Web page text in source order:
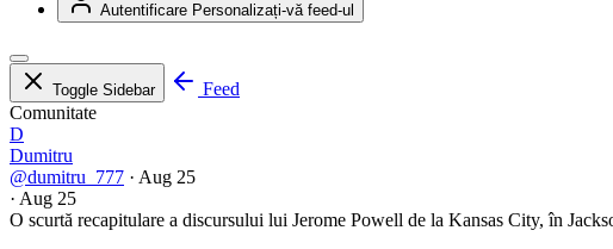
Autentificare Personalizați-vă feed-ul
Toggle Sidebar
Feed
Comunitate
D
Dumitru
@dumitru_777 · Aug 25
· Aug 25
O scurtă recapitulare a discursului lui Jerome Powell de la Kansas City, în